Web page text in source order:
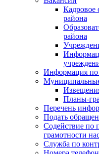
Кадровое
района
района
Информация
Планы-
Перечень
Подать
Содействие по
грамотности
Служба по